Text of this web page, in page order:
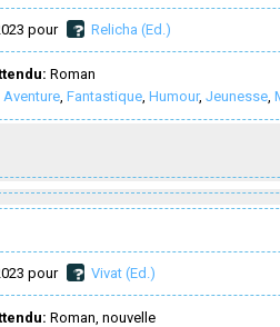
pour Relicha (Ed.)
Roman
Aventure, Fantastique, Humour, Jeunesse,
pour Vivat (Ed.)
Roman, nouvelle